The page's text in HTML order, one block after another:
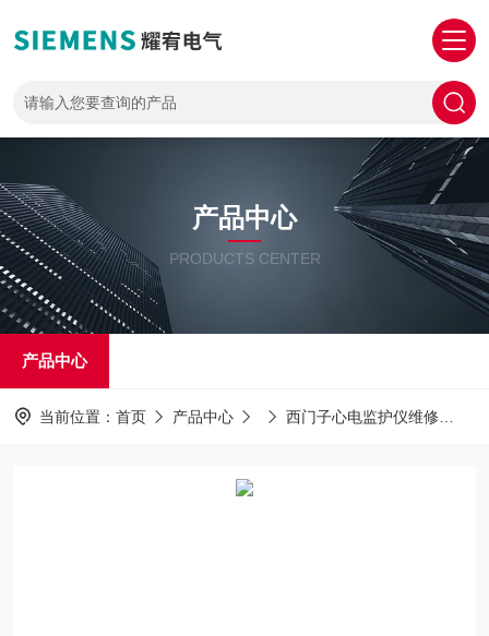
产品中心
PRODUCTS CENTER
产品中心
当前位置： 首页 产品中心 西门子心电监护仪维修